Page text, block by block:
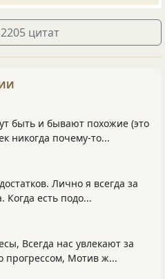
цитат
быть и бывают похожие (это
никогда почему-то...
Лично я всегда за
Когда есть подо...
Всегда нас увлекают за
прогрессом, Мотив ж...